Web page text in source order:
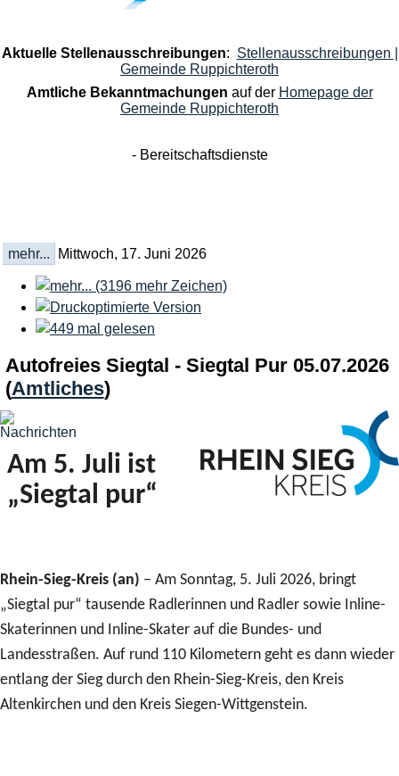
Aktuelle Stellenausschreibungen: Stellenausschreibungen |
Gemeinde Ruppichteroth
Amtliche Bekanntmachungen auf der Homepage der
Gemeinde Ruppichteroth
- Bereitschaftsdienste
mehr... Mittwoch, 17. Juni 2026
Autofreies Siegtal - Siegtal Pur 05.07.2026
(Amtliches)
Am 5. Juli ist
„Siegtal pur“
Rhein-Sieg-Kreis (an) – Am Sonntag, 5. Juli 2026, bringt
„Siegtal pur“ tausende Radlerinnen und Radler sowie Inline-
Skaterinnen und Inline-Skater auf die Bundes- und
Landesstraßen. Auf rund 110 Kilometern geht es dann wieder
entlang der Sieg durch den Rhein-Sieg-Kreis, den Kreis
Altenkirchen und den Kreis Siegen-Wittgenstein.